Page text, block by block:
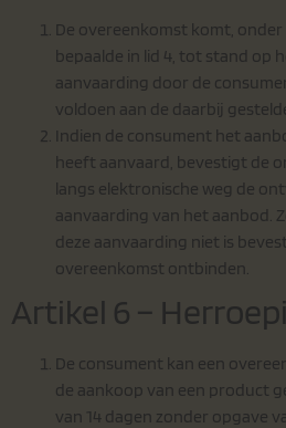
De overeenkomst komt,
bepaalde in lid 4, tot stand op
aanvaarding door de
voldoen aan de daarbij
Indien de consument het
heeft aanvaard, bevestigt de
langs elektronische weg de
aanvaarding van het aanbod.
deze aanvaarding niet is
overeenkomst ontbinden.
Artikel 6 –
De consument kan een
de aankoop van een product
van 14 dagen zonder opgave